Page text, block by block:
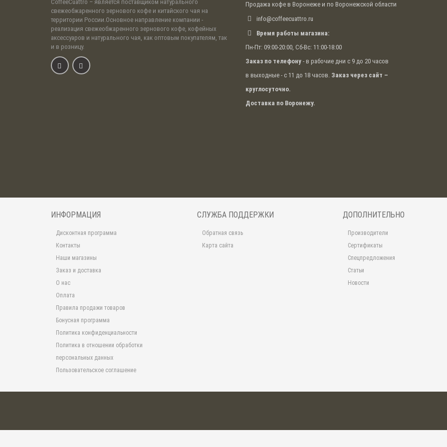
CoffeeCuattro – является поставщиком натурального
свежеобжаренного зернового кофе и китайского чая на
территории России.Основное направление компании -
реализация свежеобжаренного зернового кофе, кофейных
аксессуаров и натурального чая, как оптовым покупателям, так
и в розницу.
Продажа кофе в Воронеже и по Воронежской области
info@coffeecuattro.ru
Время работы магазина:
Пн-Пт: 09:00-20:00, Сб-Вс: 11:00-18:00
Заказ по телефону - в рабочие дни с 9 до 20 часов
в выходные - с 11 до 18 часов. Заказ через сайт –
круглосуточно.
Доставка по Воронежу.
ИНФОРМАЦИЯ
Дисконтная программа
Контакты
Наши магазины
Заказ и доставка
О нас
Оплата
Правила продажи товаров
Бонусная программа
Политика конфиденциальности
Политика в отношении обработки
персональных данных
Пользовательское соглашение
СЛУЖБА ПОДДЕРЖКИ
Обратная связь
Карта сайта
ДОПОЛНИТЕЛЬНО
Производители
Сертификаты
Спецпредложения
Статьи
Новости